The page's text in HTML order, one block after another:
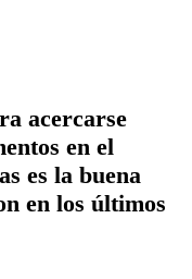
acercarse
en el
es la buena
en los últimos